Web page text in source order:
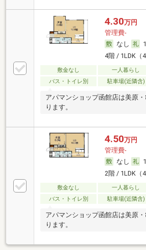
4.30万円
管理費-
なし
4階 / 1LDK（
敷金なし 一人暮らし
バス・トイレ別
駐車場(近隣含)
アパマンショップ函館店は美原
ります。
4.50万円
管理費-
なし
2階 / 1LDK（
敷金なし 一人暮らし
バス・トイレ別
駐車場(近隣含)
アパマンショップ函館店は美原
ります。